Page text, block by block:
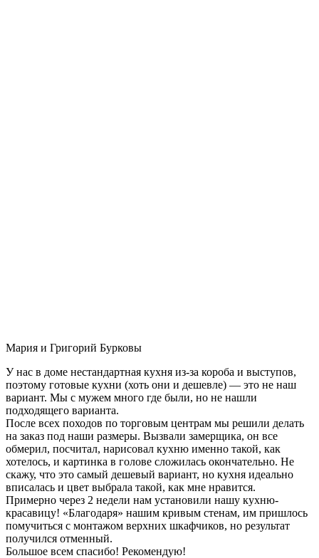
Мария и Григорий Бурковы
У нас в доме нестандартная кухня из-за короба и выступов,
поэтому готовые кухни (хоть они и дешевле) — это не наш
вариант. Мы с мужем много где были, но не нашли
подходящего варианта.
После всех походов по торговым центрам мы решили делать
на заказ под наши размеры. Вызвали замерщика, он все
обмерил, посчитал, нарисовал кухню именно такой, как
хотелось, и картинка в голове сложилась окончательно. Не
скажу, что это самый дешевый вариант, но кухня идеально
вписалась и цвет выбрала такой, как мне нравится.
Примерно через 2 недели нам установили нашу кухню-
красавицу! «Благодаря» нашим кривым стенам, им пришлось
помучиться с монтажом верхних шкафчиков, но результат
получился отменный.
Большое всем спасибо! Рекомендую!